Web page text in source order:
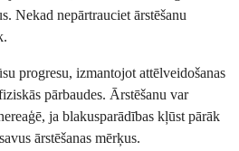
Nekad nepārtrauciet ārstēšanu
progresu, izmantojot attēlveidošanas
pārbaudes. Ārstēšanu var
ja blakusparādības kļūst pārāk
ārstēšanas mērķus.